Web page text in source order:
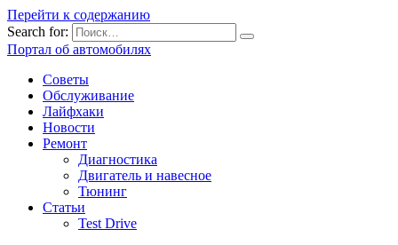
Перейти к содержанию
Search for:
Портал об автомобилях
Советы
Обслуживание
Лайфхаки
Новости
Ремонт
Диагностика
Двигатель и навесное
Тюнинг
Статьи
Test Drive